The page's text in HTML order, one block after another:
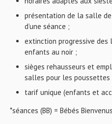
présentation de la salle
d’une séance ;
extinction progressive des
enfants au noir ;
sièges rehausseurs et
salles pour les poussettes
tarif unique (enfants et
*séances (BB) = Bébés Bienvenus